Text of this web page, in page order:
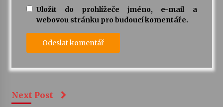
Uložit do prohlížeče jméno, e-mail a
webovou stránku pro budoucí komentáře.
Next Post